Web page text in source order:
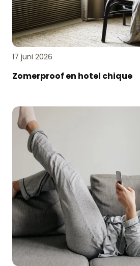
17 juni 2026
Zomerproof en hotel chique
Comfortabel
wonen
met
elektrische
raamdecoratie